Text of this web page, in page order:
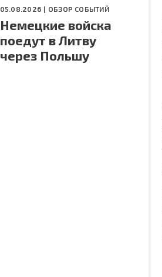
05.08.2026 | ОБЗОР СОБЫТИЙ
Немецкие войска
поедут в Литву
через Польшу